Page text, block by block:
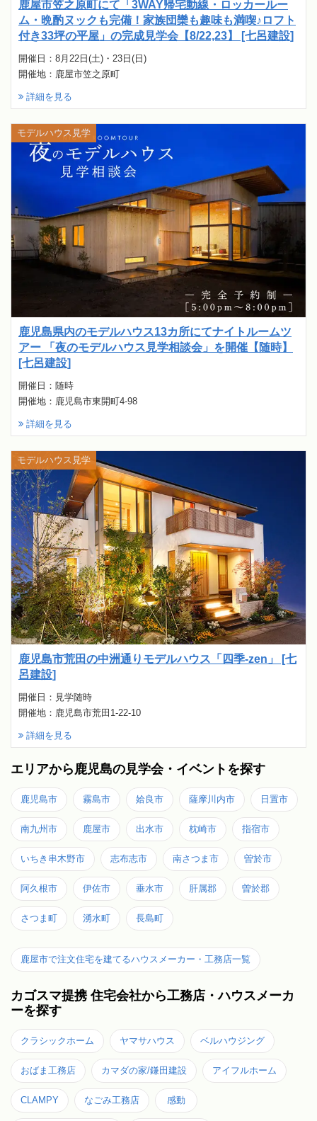
鹿屋市笠之原町にて「3WAY帰宅動線・ロッカールー
ム・晩酌ヌックも完備！家族団欒も趣味も満喫♪ロフト
付き33坪の平屋」の完成見学会【8/22,23】 [七呂建設]
開催日：8月22日(土)・23日(日)
開催地：鹿屋市笠之原町
詳細を見る
鹿児島県内のモデルハウス13カ所にてナイトルームツ
アー 「夜のモデルハウス見学相談会」を開催【随時】
[七呂建設]
開催日：随時
開催地：鹿児島市東開町4-98
詳細を見る
モデルハウス見学
鹿児島市荒田の中洲通りモデルハウス「四季-zen」 [七
呂建設]
開催日：見学随時
開催地：鹿児島市荒田1-22-10
詳細を見る
モデルハウス見学
エリアから鹿児島の見学会・イベントを探す
鹿児島市 霧島市 姶良市 薩摩川内市 日置市
南九州市 鹿屋市 出水市 枕崎市 指宿市
いちき串木野市 志布志市 南さつま市 曽於市
阿久根市 伊佐市 垂水市 肝属郡 曽於郡
さつま町 湧水町 長島町
鹿屋市で注文住宅を建てるハウスメーカー・工務店一覧
カゴスマ提携 住宅会社から工務店・ハウスメーカ
ーを探す
クラシックホーム ヤマサハウス ベルハウジング
おばま工務店 カマダの家/鎌田建設 アイフルホーム
CLAMPY なごみ工務店 感動